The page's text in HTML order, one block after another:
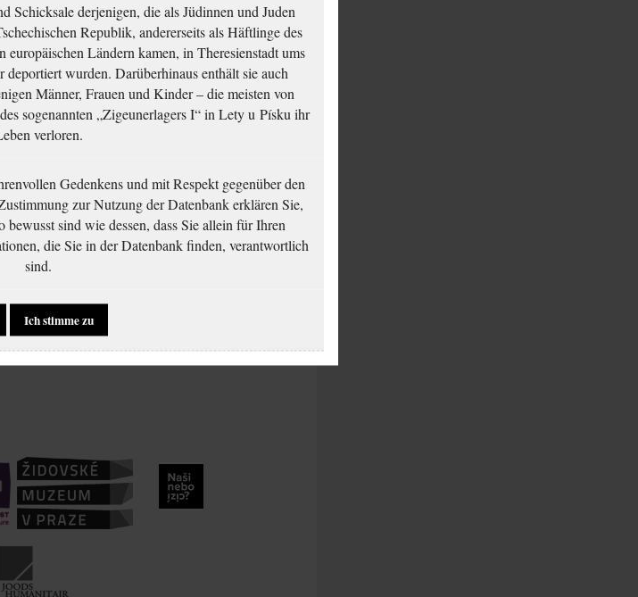
Pick Zdeněk:
NEZPRACOVÁNO
Schicksale derjenigen, die als Jüdinnen und Juden
Republik, andererseits als Häftlinge des
europäischen Ländern kamen, in Theresienstadt ums
wurden. Darüberhinaus enthält sie auch
Männer, Frauen und Kinder – die meisten von
sogenannten „Zigeunerlagers I“ in Lety u Písku ihr
verloren.
Gedenkens und mit Respekt gegenüber den
zur Nutzung der Datenbank erklären Sie,
bewusst sind wie dessen, dass Sie allein für Ihren
die Sie in der Datenbank finden, verantwortlich
sind.
Ich stimme zu